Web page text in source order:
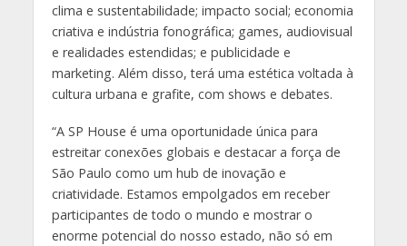
clima e sustentabilidade; impacto social; economia
criativa e indústria fonográfica; games, audiovisual
e realidades estendidas; e publicidade e
marketing. Além disso, terá uma estética voltada à
cultura urbana e grafite, com shows e debates.
“A SP House é uma oportunidade única para
estreitar conexões globais e destacar a força de
São Paulo como um hub de inovação e
criatividade. Estamos empolgados em receber
participantes de todo o mundo e mostrar o
enorme potencial do nosso estado, não só em